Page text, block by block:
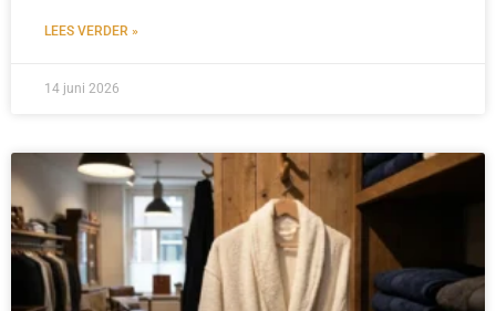
LEES VERDER »
14 juni 2026